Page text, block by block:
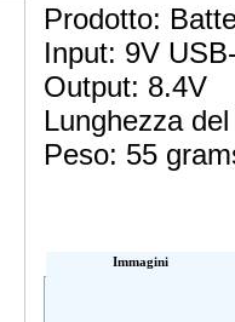
Prodotto:
Input: 9V
Output: 8.4V
Lunghezza
Peso: 55
Immagini